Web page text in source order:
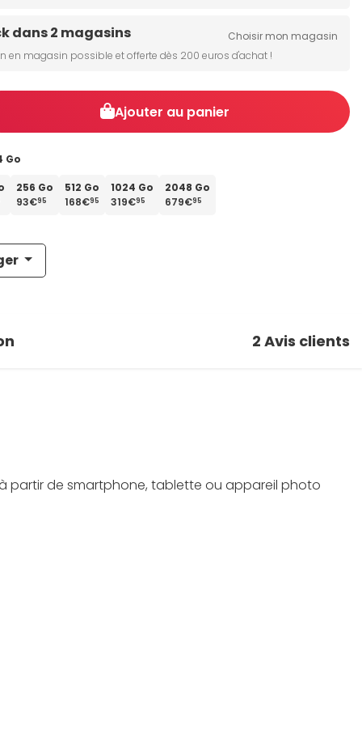
dans 2 magasins
Choisir mon magasin
en magasin possible et offerte dès 200 euros d'achat !
Ajouter au panier
Go
256 Go
93€95
512 Go
168€95
1024 Go
319€95
2048 Go
679€95
2 Avis clients
partir de smartphone, tablette ou appareil photo